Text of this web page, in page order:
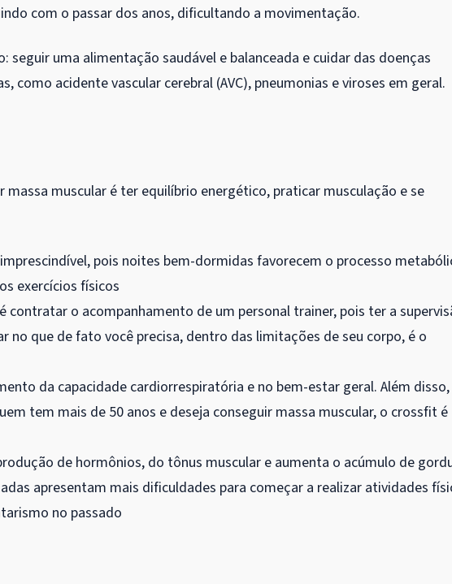
com o passar dos anos, dificultando a movimentação.
uma alimentação saudável e balanceada e cuidar das doenças
como acidente vascular cerebral (AVC), pneumonias e viroses em geral.